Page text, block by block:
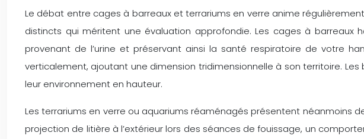
Le débat entre cages à barreaux et terrariums en verre anime
distincts qui méritent une évaluation approfondie. Les cages à barreaux
provenant de l’urine et préservant ainsi la santé respiratoire de votre
verticalement, ajoutant une dimension tridimensionnelle à son territoire.
leur environnement en hauteur.
Les terrariums en verre ou aquariums réaménagés présentent néanmoins
projection de litière à l’extérieur lors des séances de fouissage, un